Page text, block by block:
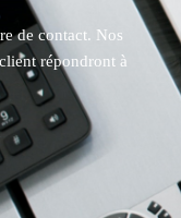
de contact. Nos
répondront à